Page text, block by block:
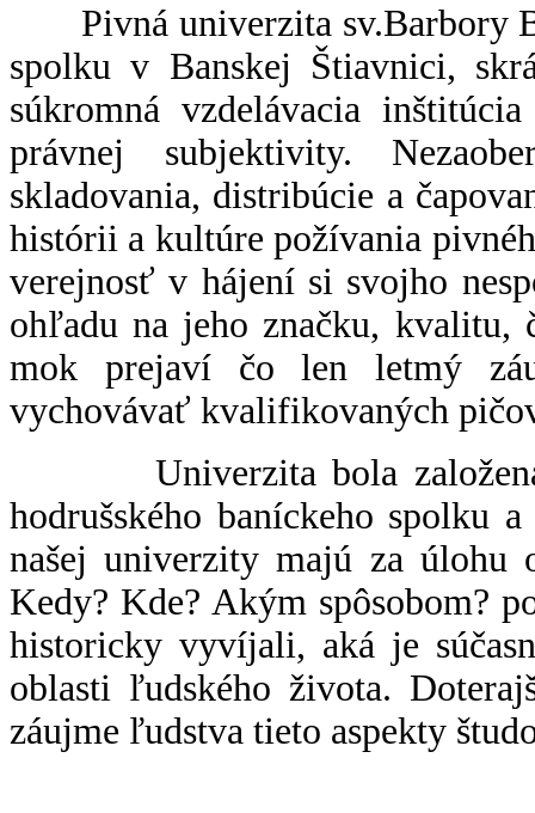
Pivná univerzita sv.Barbory
spolku v Banskej Štiavnici,
súkromná vzdelávacia
právnej subjektivity.
skladovania, distribúcie a
histórii a kultúre požívania
verejnosť v hájení si svojho
ohľadu na jeho značku, kvalitu,
mok prejaví čo len letmý
vychovávať kvalifikovaných
Univerzita bola založená
hodrušského baníckeho spolku
našej univerzity majú za úlohu
Kedy? Kde? Akým spôsobom?
historicky vyvíjali, aká je
oblasti ľudského života.
záujme ľudstva tieto aspekty